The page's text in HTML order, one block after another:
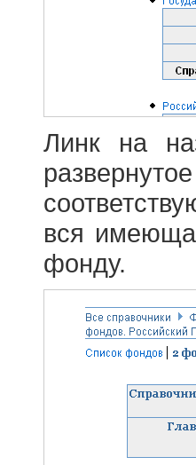
Линк на
вся
фонду.